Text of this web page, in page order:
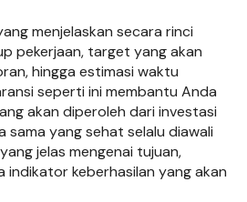
menjelaskan secara rinci
pekerjaan, target yang akan
hingga estimasi waktu
seperti ini membantu Anda
akan diperoleh dari investasi
sama yang sehat selalu diawali
jelas mengenai tujuan,
indikator keberhasilan yang akan